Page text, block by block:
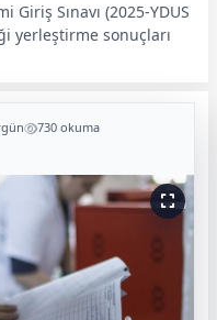
Giriş Sınavı (2025-YDUS
yerleştirme sonuçları
730 okuma